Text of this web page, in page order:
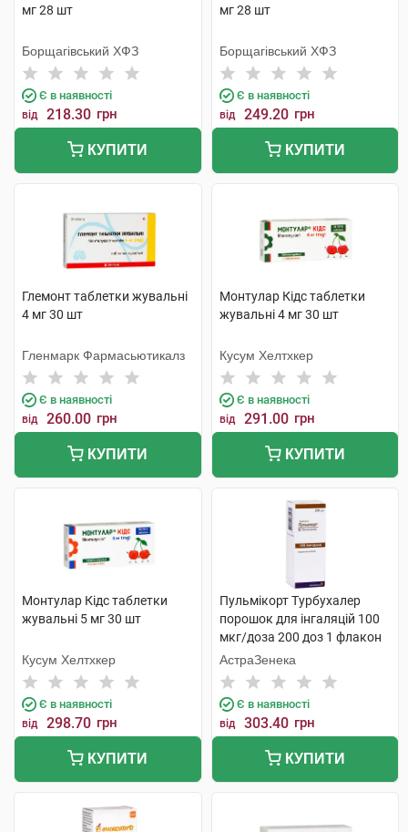
мг 28 шт
Борщагівський ХФЗ
Є в наявності
від 218.30 грн
КУПИТИ
мг 28 шт
Борщагівський ХФЗ
Є в наявності
від 249.20 грн
КУПИТИ
Глемонт таблетки жувальні
4 мг 30 шт
Гленмарк Фармасьютикалз
Є в наявності
від 260.00 грн
КУПИТИ
Монтулар Кідс таблетки
жувальні 4 мг 30 шт
Кусум Хелтхкер
Є в наявності
від 291.00 грн
КУПИТИ
Монтулар Кідс таблетки
жувальні 5 мг 30 шт
Кусум Хелтхкер
Є в наявності
від 298.70 грн
КУПИТИ
Пульмікорт Турбухалер
порошок для інгаляцій 100
мкг/доза 200 доз 1 флакон
АстраЗенека
Є в наявності
від 303.40 грн
КУПИТИ